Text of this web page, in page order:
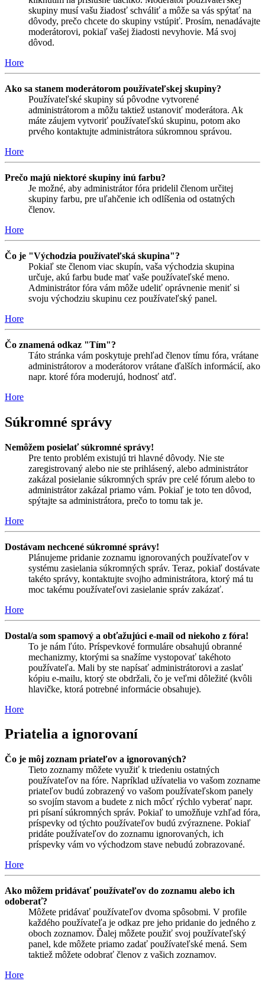
skupiny musí vašu žiadosť schváliť a môže sa vás spýtať na
dôvody, prečo chcete do skupiny vstúpiť. Prosím, nenadávajte
moderátorovi, pokiaľ vašej žiadosti nevyhovie. Má svoj
dôvod.
Hore
Ako sa stanem moderátorom používateľskej skupiny?
Používateľské skupiny sú pôvodne vytvorené
administrátorom a môžu taktiež ustanoviť moderátora. Ak
máte záujem vytvoriť používateľskú skupinu, potom ako
prvého kontaktujte administrátora súkromnou správou.
Hore
Prečo majú niektoré skupiny inú farbu?
Je možné, aby administrátor fóra pridelil členom určitej
skupiny farbu, pre uľahčenie ich odlíšenia od ostatných
členov.
Hore
Čo je "Východzia používateľská skupina"?
Pokiaľ ste členom viac skupín, vaša východzia skupina
určuje, akú farbu bude mať vaše používateľské meno.
Administrátor fóra vám môže udeliť oprávnenie meniť si
svoju východziu skupinu cez používateľský panel.
Hore
Čo znamená odkaz "Tím"?
Táto stránka vám poskytuje prehľad členov tímu fóra, vrátane
administrátorov a moderátorov vrátane ďalších informácií, ako
napr. ktoré fóra moderujú, hodnosť atď.
Hore
Súkromné správy
Nemôžem posielať súkromné správy!
Pre tento problém existujú tri hlavné dôvody. Nie ste
zaregistrovaný alebo nie ste prihlásený, alebo administrátor
zakázal posielanie súkromných správ pre celé fórum alebo to
administrátor zakázal priamo vám. Pokiaľ je toto ten dôvod,
spýtajte sa administrátora, prečo to tomu tak je.
Hore
Dostávam nechcené súkromné správy!
Plánujeme pridanie zoznamu ignorovaných používateľov v
systému zasielania súkromných správ. Teraz, pokiaľ dostávate
takéto správy, kontaktujte svojho administrátora, ktorý má tu
moc takému používateľovi zasielanie správ zakázať.
Hore
Dostal/a som spamový a obťažujúci e-mail od niekoho z fóra!
To je nám ľúto. Príspevkové formuláre obsahujú obranné
mechanizmy, ktorými sa snažíme vystopovať takéhoto
používateľa. Mali by ste napísať administrátorovi a zaslať
kópiu e-mailu, ktorý ste obdržali, čo je veľmi dôležité (kvôli
hlavičke, ktorá potrebné informácie obsahuje).
Hore
Priatelia a ignorovaní
Čo je môj zoznam priateľov a ignorovaných?
Tieto zoznamy môžete využiť k triedeniu ostatných
používateľov na fóre. Napríklad užívatelia vo vašom zozname
priateľov budú zobrazený vo vašom používateľskom panely
so svojím stavom a budete z nich môcť rýchlo vyberať napr.
pri písaní súkromných správ. Pokiaľ to umožňuje vzhľad fóra,
príspevky od týchto používateľov budú zvýraznene. Pokiaľ
pridáte používateľov do zoznamu ignorovaných, ich
príspevky vám vo východzom stave nebudú zobrazované.
Hore
Ako môžem pridávať používateľov do zoznamu alebo ich
odoberať?
Môžete pridávať používateľov dvoma spôsobmi. V profile
každého používateľa je odkaz pre jeho pridanie do jedného z
oboch zoznamov. Ďalej môžete použiť svoj používateľský
panel, kde môžete priamo zadať používateľské mená. Sem
taktiež môžete odobrať členov z vašich zoznamov.
Hore